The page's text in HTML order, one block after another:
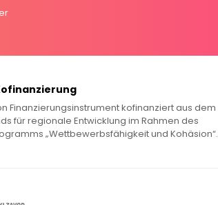
Finanzierungsinstrument kofinanziert aus dem
für regionale Entwicklung im Rahmen des
„Wettbewerbsfähigkeit und Kohäsion“.